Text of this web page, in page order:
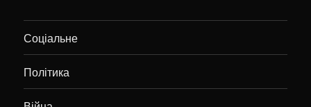
Соціальне
Політика